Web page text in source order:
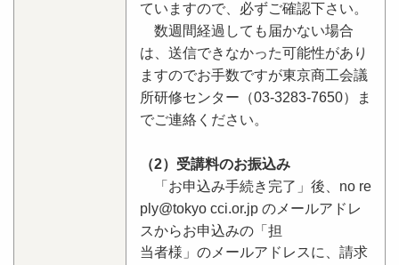
ていますので、必ずご確認下さい。
数週間経過しても届かない場合
は、送信できなかった可能性があり
ますのでお手数ですが東京商工会議
所研修センター（03-3283-7650）ま
でご連絡ください。
（2）受講料のお振込み
「お申込み手続き完了」後、no re
ply@tokyo cci.or.jp のメールアドレ
スからお申込みの「担
当者様」のメールアドレスに、請求